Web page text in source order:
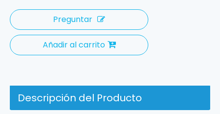
Preguntar
Añadir al carrito
Descripción del Producto